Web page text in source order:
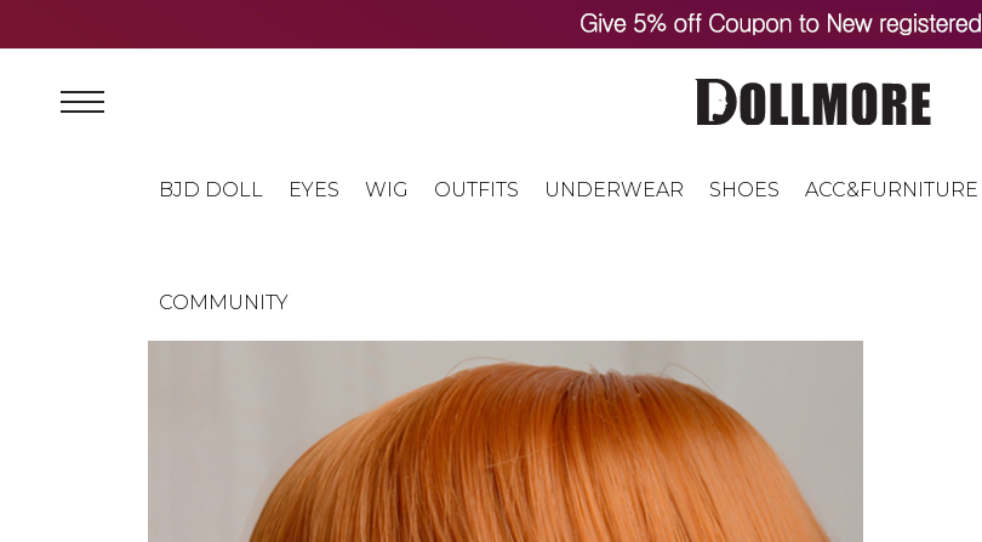
BJD DOLL EYES WIG OUTFITS UNDERWEAR SHOES ACC&FURNITURE
COMMUNITY